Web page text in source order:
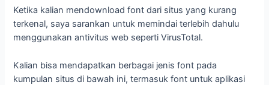
Ketika kalian mendownload font dari situs yang kurang
terkenal, saya sarankan untuk memindai terlebih dahulu
menggunakan antivitus web seperti VirusTotal.
Kalian bisa mendapatkan berbagai jenis font pada
kumpulan situs di bawah ini, termasuk font untuk aplikasi